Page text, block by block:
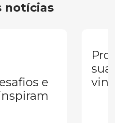
notícias
e
sua